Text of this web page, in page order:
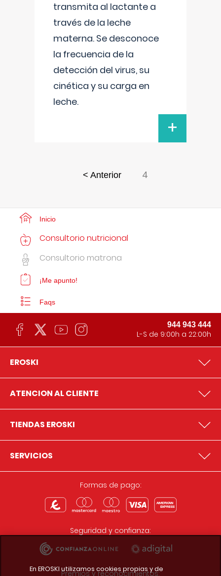
transmita al lactante a
través de la leche
materna. Se desconoce
la frecuencia de la
detección del virus, su
cinética y su carga en
leche.
+
< Anterior 4
Inicio
Consultorio nutricional
Consultorio matrona
¡Me apunto!
Faqs
944 943 444
L-S de 9:00h a 22:00h
EROSKI
ATENCION AL CLIENTE
TIENDAS EROSKI
SERVICIOS
Formas de pago:
Seguridad y confianza:
Premios y reconocimientos:
En EROSKI utilizamos cookies propias y de